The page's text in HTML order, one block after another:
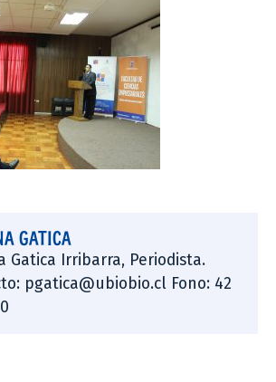
GATICA
Gatica Irribarra, Periodista.
pgatica@ubiobio.cl Fono: 42